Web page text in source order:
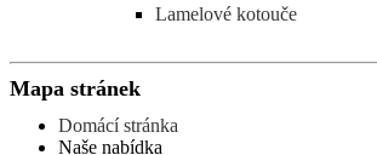
Lamelové kotouče
Mapa stránek
Domácí stránka
Naše nabídka